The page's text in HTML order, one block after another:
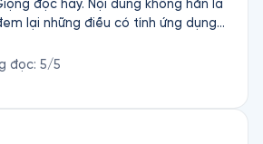
lại những điều có tính ứng dụng
đọc: 5/5